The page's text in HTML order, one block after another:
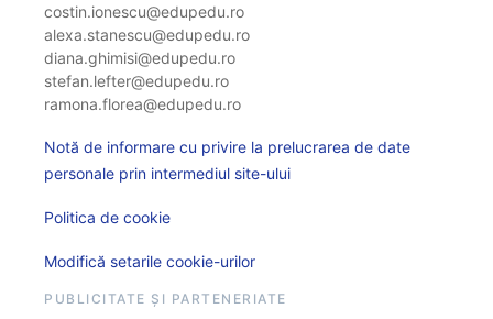
costin.ionescu@edupedu.ro
alexa.stanescu@edupedu.ro
diana.ghimisi@edupedu.ro
stefan.lefter@edupedu.ro
ramona.florea@edupedu.ro
Notă de informare cu privire la prelucrarea de date
personale prin intermediul site-ului
Politica de cookie
Modifică setarile cookie-urilor
PUBLICITATE ȘI PARTENERIATE